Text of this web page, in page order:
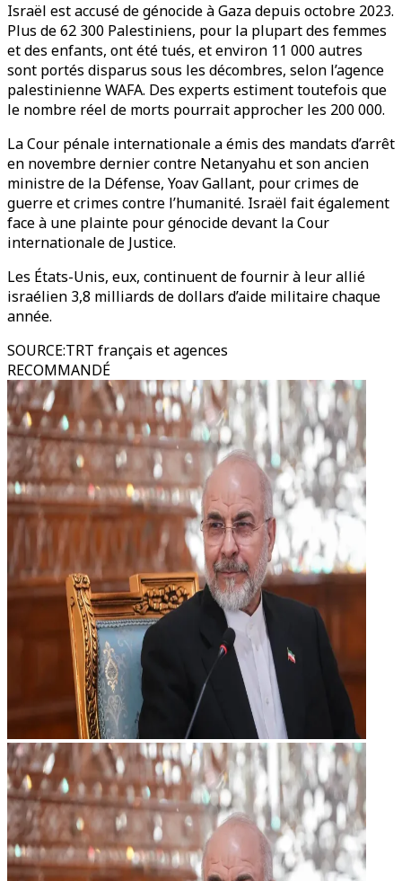
Israël est accusé de génocide à Gaza depuis octobre 2023.
Plus de 62 300 Palestiniens, pour la plupart des femmes
et des enfants, ont été tués, et environ 11 000 autres
sont portés disparus sous les décombres, selon l’agence
palestinienne WAFA. Des experts estiment toutefois que
le nombre réel de morts pourrait approcher les 200 000.
La Cour pénale internationale a émis des mandats d’arrêt
en novembre dernier contre Netanyahu et son ancien
ministre de la Défense, Yoav Gallant, pour crimes de
guerre et crimes contre l’humanité. Israël fait également
face à une plainte pour génocide devant la Cour
internationale de Justice.
Les États-Unis, eux, continuent de fournir à leur allié
israélien 3,8 milliards de dollars d’aide militaire chaque
année.
SOURCE:TRT français et agences
RECOMMANDÉ